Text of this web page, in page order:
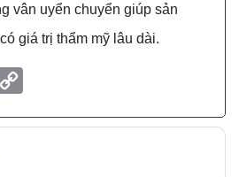
vân uyển chuyển giúp sản
giá trị thẩm mỹ lâu dài.